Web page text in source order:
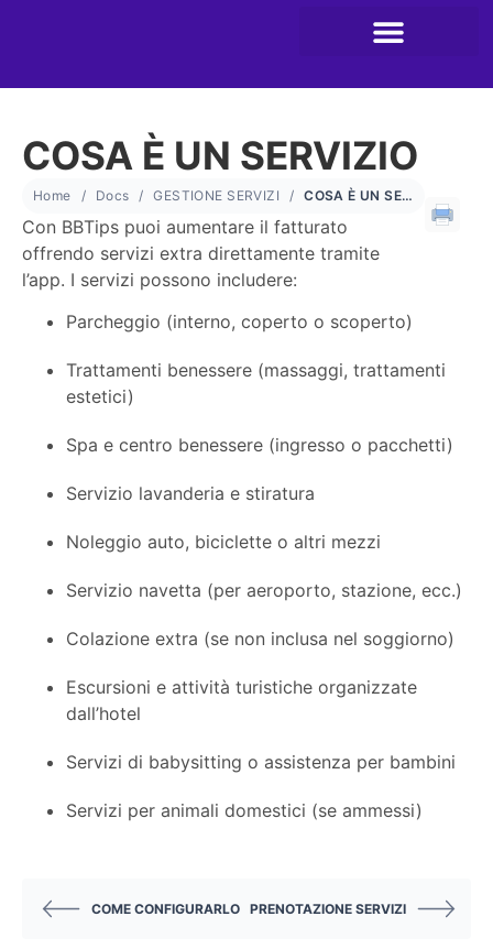
COSA È UN SERVIZIO
Home Docs GESTIONE SERVIZI COSA È UN SERVIZIO
Con BBTips puoi aumentare il fatturato
offrendo servizi extra direttamente tramite
l’app. I servizi possono includere:
Parcheggio (interno, coperto o scoperto)
Trattamenti benessere (massaggi, trattamenti
estetici)
Spa e centro benessere (ingresso o pacchetti)
Servizio lavanderia e stiratura
Noleggio auto, biciclette o altri mezzi
Servizio navetta (per aeroporto, stazione, ecc.)
Colazione extra (se non inclusa nel soggiorno)
Escursioni e attività turistiche organizzate
dall’hotel
Servizi di babysitting o assistenza per bambini
Servizi per animali domestici (se ammessi)
COME CONFIGURARLO PRENOTAZIONE SERVIZI